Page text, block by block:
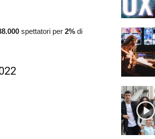
spettatori per 2% di